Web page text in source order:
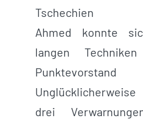
Tschechien
Ahmed konnte
langen
drei